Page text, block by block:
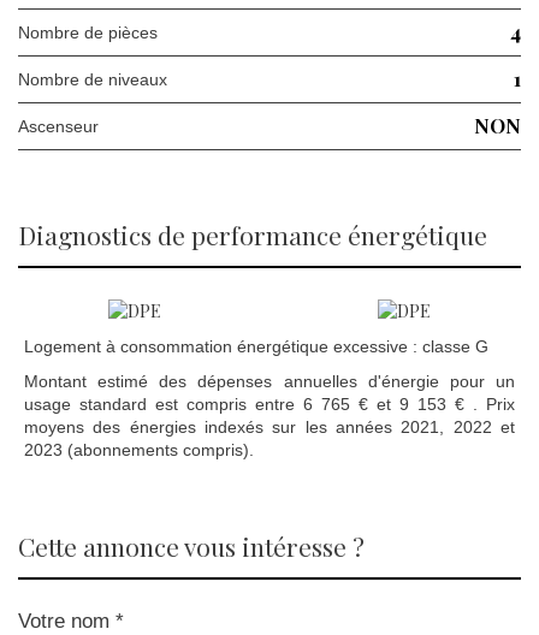
Nombre de pièces 4
Nombre de niveaux 1
Ascenseur NON
diagnostics de performance énergétique
Logement à consommation énergétique excessive : classe G
Montant estimé des dépenses annuelles d'énergie pour un
usage standard est compris entre 6 765 € et 9 153 € . Prix
moyens des énergies indexés sur les années 2021, 2022 et
2023 (abonnements compris).
cette annonce vous intéresse ?
Votre nom *